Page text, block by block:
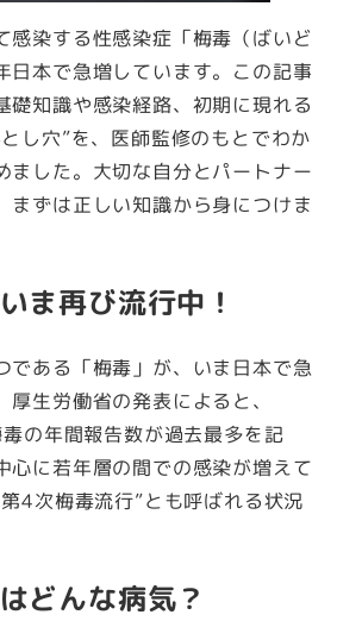
感染する性感染症「梅毒（ばいど
日本で急増しています。この記事
礎知識や感染経路、初期に現れる
し穴”を、医師監修のもとでわか
ました。大切な自分とパートナー
まずは正しい知識から身につけま
ま再び流行中！
である「梅毒」が、いま日本で急
厚生労働省の発表によると、
の年間報告数が過去最多を記
心に若年層の間での感染が増えて
4次梅毒流行”とも呼ばれる状況
どんな病気？